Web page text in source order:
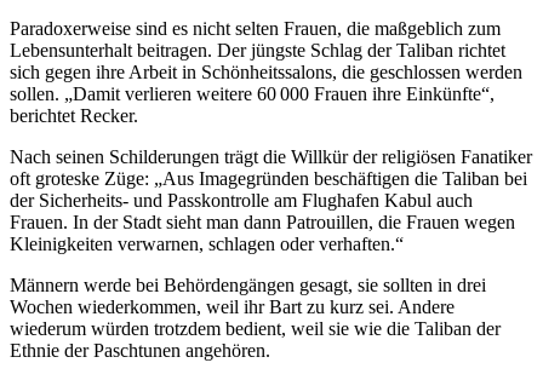
Paradoxerweise sind es nicht selten Frauen, die maßgeblich zum
Lebensunterhalt beitragen. Der jüngste Schlag der Taliban richtet
sich gegen ihre Arbeit in Schönheitssalons, die geschlossen werden
sollen. „Damit verlieren weitere 60 000 Frauen ihre Einkünfte“,
berichtet Recker.
Nach seinen Schilderungen trägt die Willkür der religiösen Fanatiker
oft groteske Züge: „Aus Imagegründen beschäftigen die Taliban bei
der Sicherheits- und Passkontrolle am Flughafen Kabul auch
Frauen. In der Stadt sieht man dann Patrouillen, die Frauen wegen
Kleinigkeiten verwarnen, schlagen oder verhaften.“
Männern werde bei Behördengängen gesagt, sie sollten in drei
Wochen wiederkommen, weil ihr Bart zu kurz sei. Andere
wiederum würden trotzdem bedient, weil sie wie die Taliban der
Ethnie der Paschtunen angehören.